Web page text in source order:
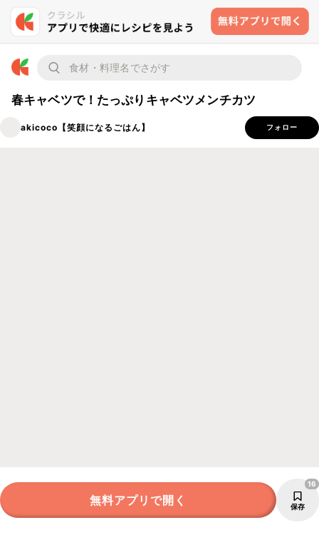
春キャベツで！たっぷりキャベツメンチカツ
akicoco【笑顔になるごはん】 フォロー
無料アプリで開く 保存
16